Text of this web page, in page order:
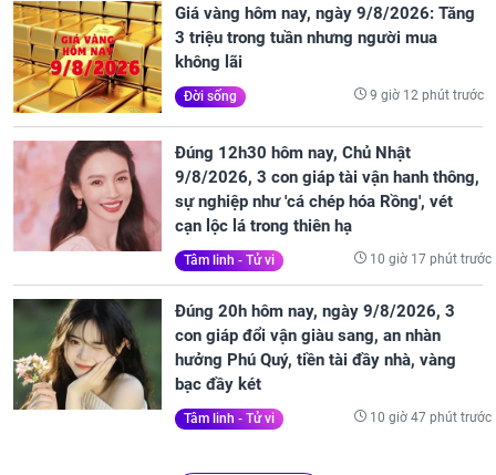
Giá vàng hôm nay, ngày 9/8/2026: Tăng
3 triệu trong tuần nhưng người mua
không lãi
Đời sống 9 giờ 12 phút trước
Đúng 12h30 hôm nay, Chủ Nhật
9/8/2026, 3 con giáp tài vận hanh thông,
sự nghiệp như 'cá chép hóa Rồng', vét
cạn lộc lá trong thiên hạ
Tâm linh - Tử vi 10 giờ 17 phút trước
Đúng 20h hôm nay, ngày 9/8/2026, 3
con giáp đổi vận giàu sang, an nhàn
hưởng Phú Quý, tiền tài đầy nhà, vàng
bạc đầy két
Tâm linh - Tử vi 10 giờ 47 phút trước